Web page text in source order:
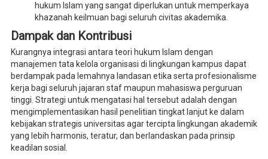
hukum Islam yang sangat diperlukan untuk memperkaya
khazanah keilmuan bagi seluruh civitas akademika.
Dampak dan Kontribusi
Kurangnya integrasi antara teori hukum Islam dengan
manajemen tata kelola organisasi di lingkungan kampus dapat
berdampak pada lemahnya landasan etika serta profesionalisme
kerja bagi seluruh jajaran staf maupun mahasiswa perguruan
tinggi. Strategi untuk mengatasi hal tersebut adalah dengan
mengimplementasikan hasil penelitian tingkat lanjut ke dalam
kebijakan strategis universitas agar tercipta lingkungan akademik
yang lebih harmonis, teratur, dan berlandaskan pada prinsip
keadilan sosial.